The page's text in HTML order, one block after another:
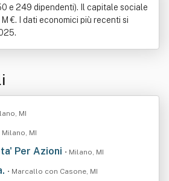
e 249 dipendenti). Il capitale sociale
€. I dati economici più recenti si
MI
Milano, MI
Per Azioni • Milano, MI
• Marcallo con Casone, MI